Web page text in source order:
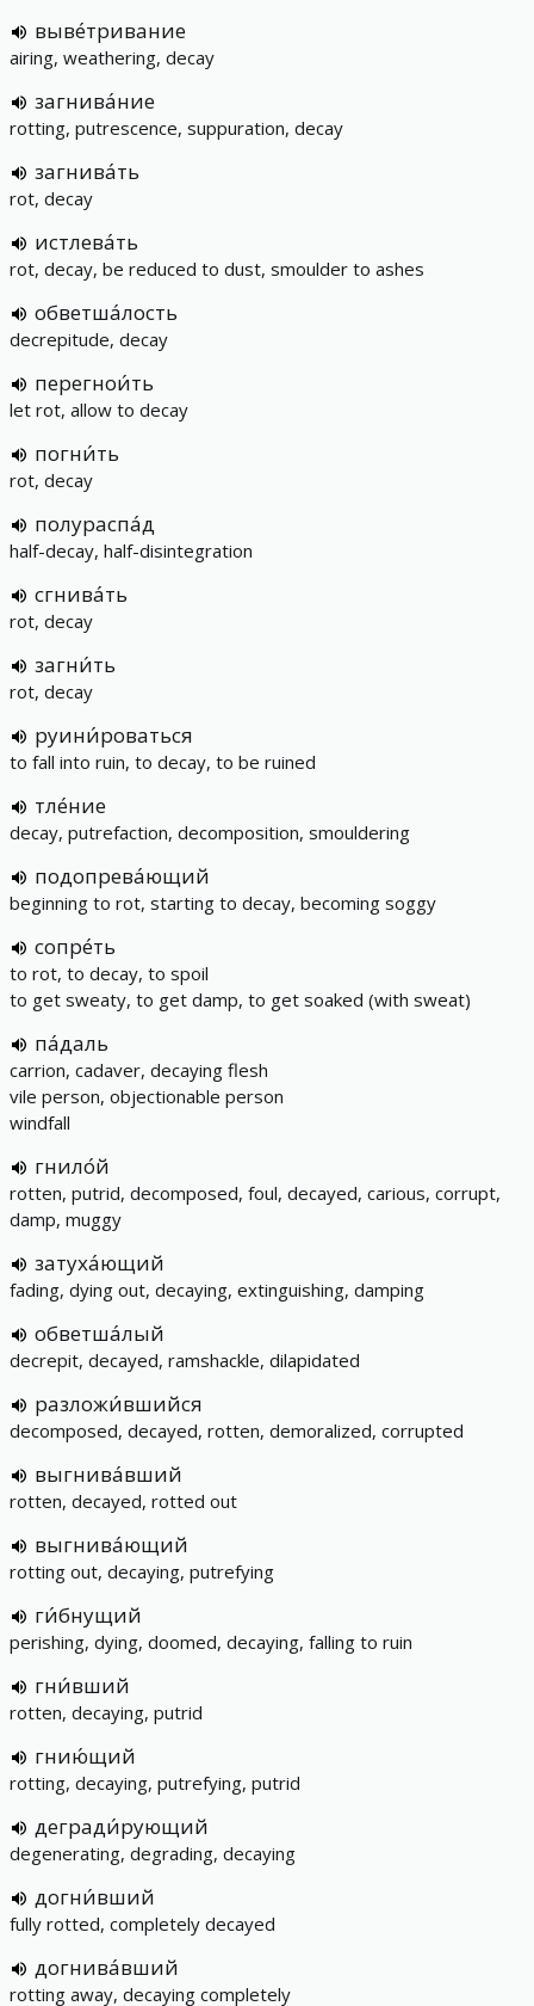
выве́тривание
airing, weathering, decay
загнива́ние
rotting, putrescence, suppuration, decay
загнива́ть
rot, decay
истлева́ть
rot, decay, be reduced to dust, smoulder to ashes
обветша́лость
decrepitude, decay
перегнои́ть
let rot, allow to decay
погни́ть
rot, decay
полураспа́д
half-decay, half-disintegration
сгнива́ть
rot, decay
загни́ть
rot, decay
руини́роваться
to fall into ruin, to decay, to be ruined
тле́ние
decay, putrefaction, decomposition, smouldering
подопрева́ющий
beginning to rot, starting to decay, becoming soggy
сопре́ть
to rot, to decay, to spoil
to get sweaty, to get damp, to get soaked (with sweat)
па́даль
carrion, cadaver, decaying flesh
vile person, objectionable person
windfall
гнило́й
rotten, putrid, decomposed, foul, decayed, carious, corrupt,
damp, muggy
затуха́ющий
fading, dying out, decaying, extinguishing, damping
обветша́лый
decrepit, decayed, ramshackle, dilapidated
разложи́вшийся
decomposed, decayed, rotten, demoralized, corrupted
выгнива́вший
rotten, decayed, rotted out
выгнива́ющий
rotting out, decaying, putrefying
ги́бнущий
perishing, dying, doomed, decaying, falling to ruin
гни́вший
rotten, decaying, putrid
гнию́щий
rotting, decaying, putrefying, putrid
дегради́рующий
degenerating, degrading, decaying
догни́вший
fully rotted, completely decayed
догнива́вший
rotting away, decaying completely